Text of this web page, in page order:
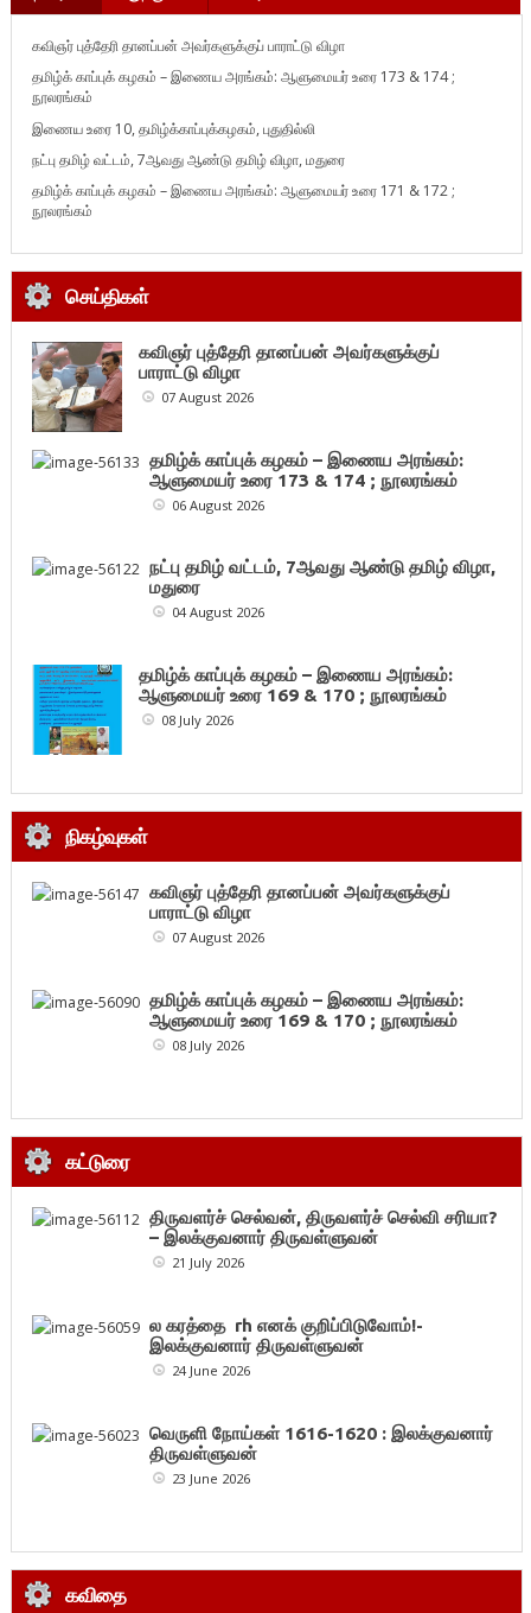
கவிஞர் புத்தேரி தானப்பன் அவர்களுக்குப் பாராட்டு விழா
தமிழ்க் காப்புக் கழகம் – இணைய அரங்கம்: ஆளுமையர் உரை 173 & 174 ;
நூலரங்கம்
இணைய உரை 10, தமிழ்க்காப்புக்கழகம், புதுதில்லி
நட்பு தமிழ் வட்டம், 7ஆவது ஆண்டு தமிழ் விழா, மதுரை
தமிழ்க் காப்புக் கழகம் – இணைய அரங்கம்: ஆளுமையர் உரை 171 & 172 ;
நூலரங்கம்
செய்திகள்
கவிஞர் புத்தேரி தானப்பன் அவர்களுக்குப்
பாராட்டு விழா
07 August 2026
தமிழ்க் காப்புக் கழகம் – இணைய அரங்கம்:
ஆளுமையர் உரை 173 & 174 ; நூலரங்கம்
06 August 2026
நட்பு தமிழ் வட்டம், 7ஆவது ஆண்டு தமிழ் விழா,
மதுரை
04 August 2026
தமிழ்க் காப்புக் கழகம் – இணைய அரங்கம்:
ஆளுமையர் உரை 169 & 170 ; நூலரங்கம்
08 July 2026
நிகழ்வுகள்
கவிஞர் புத்தேரி தானப்பன் அவர்களுக்குப்
பாராட்டு விழா
07 August 2026
தமிழ்க் காப்புக் கழகம் – இணைய அரங்கம்:
ஆளுமையர் உரை 169 & 170 ; நூலரங்கம்
08 July 2026
கட்டுரை
திருவளர்ச் செல்வன், திருவளர்ச் செல்வி சரியா?
– இலக்குவனார் திருவள்ளுவன்
21 July 2026
ல கரத்தை rh எனக் குறிப்பிடுவோம்!-
இலக்குவனார் திருவள்ளுவன்
24 June 2026
வெருளி நோய்கள் 1616-1620 : இலக்குவனார்
திருவள்ளுவன்
23 June 2026
கவிதை